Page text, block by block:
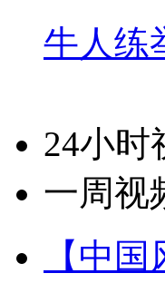
牛人练
24小时
一周视
【中